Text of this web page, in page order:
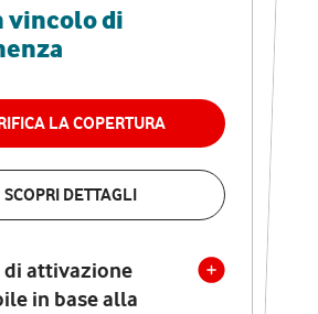
vincolo di
LA COPERTURA
SCOPRI DETTAGLI
di attivazione
in base alla
RETE FISSA + VODAFONE CLUB
29,95€
permanenza
VERIFICA LA COPERTURA
Costo di attivazione
variabile in base alla